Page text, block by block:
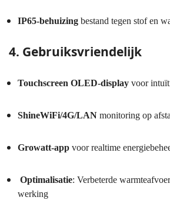
IP65-behuizing bestand tegen stof en
4. Gebruiksvriendelijk
Touchscreen OLED-display voor
ShineWiFi/4G/LAN monitoring op
Growatt-app voor realtime
Optimalisatie: Verbeterde
werking